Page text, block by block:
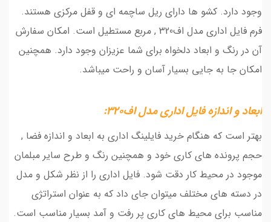
وجود دارد. کشو ها دارای ریل ساچمه ای و قفل مرکزی هستند.
فرم فایل اداری مدل اف320 , مربع مستطیل است. امکان سفارش
آن در رنگ و ابعاد دلخواه برای شما عزیزان وجود دارد. همچنین
امکان جا به جایی بسیار آسان و راحت میباشد.
ابعاد و اندازه فایل اداری مدل اف320:
بهتر است که هنگام خرید فایلینگ اداری به ابعاد و اندازه فضا ,
حجم پرونده های کاری خود و همچنین رنگ و طرح سایر مبلمان
موجود در محیط کار دقت شود. فایل اداری را از نظر شکل و مدل
در دسته های مختلف میتوان جای داد که به عنوان استراتژی
مناسب برای محیط های کاری پر رفت و آمد بسیار مناسب است.